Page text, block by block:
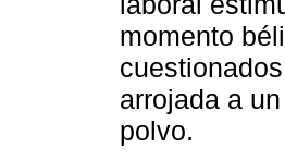
momento
arrojada a
polvo.